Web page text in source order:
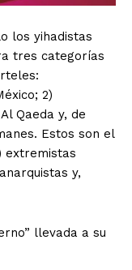
los yihadistas
tres categorías
2)
Qaeda y, de
Estos son el
extremistas
y,
llevada a su